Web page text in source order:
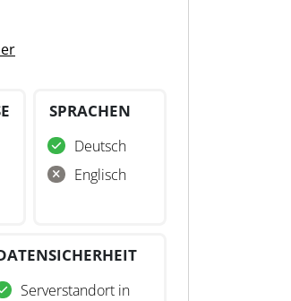
SPRACHEN
Deutsch
Englisch
Serverstandort in